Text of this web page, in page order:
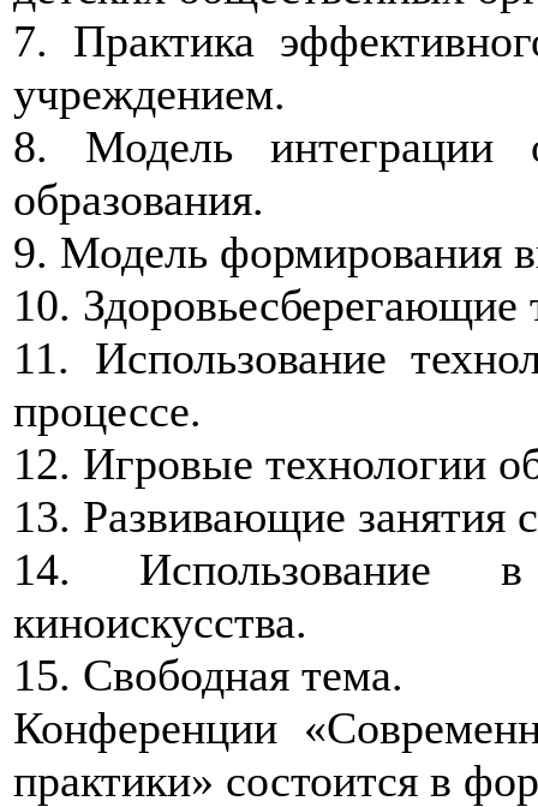
7. Практика
учреждением.
8. Модель интеграции
образования.
9. Модель формирования
10. Здоровьесберегающие
11. Использование
процессе.
12. Игровые технологии
13. Развивающие занятия
14. Использование в
киноискусства.
15. Свободная тема.
Конференции
практики» состоится в